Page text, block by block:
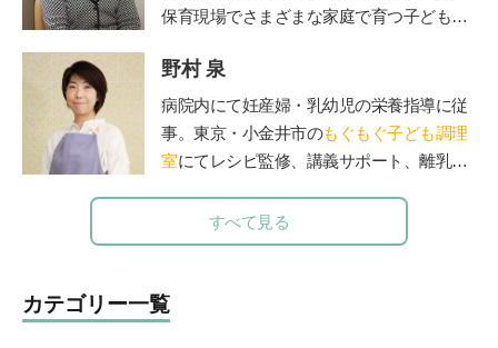
テーマにした探究学舎を開校。５児の父。
めさまざまなメディアで取り上げられてい
る。著書に『勉強嫌いほどハマる勉強法
子どもが勝手に学びだす!!宝槻家のストー
リー活用術』(PHP研究所)、『探究学舎の
能力よりも興味を育てる探究メソッドのす
べて 元素編』(方丈社)、『強烈なオヤジが
s://tanqgakusha.jp/
保育現場でさまざまな家庭で育つ子どもと
定評がある。豊かな経験を活かして、『幼
稚園』（小学館刊）で育児相談コーナーを
担当。子育て中のママたちに温かなメッセ
ージを伝えてきた。
野村 泉
病院内にて妊産婦・乳幼児の栄養指導に従
事。東京・小金井市のもぐもぐ子ども調理
室にてレシピ監修、講義サポート、離乳
すべて見る
カテゴリー一覧